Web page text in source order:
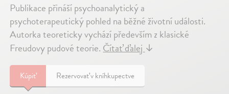
Publikace přináší psychoanalytický a
psychoterapeutický pohled na běžné životní události.
Autorka teoreticky vychází především z klasické
Freudovy pudové teorie.Čítať ďalej↓
Kúpiť Rezervovať v kníhkupectve